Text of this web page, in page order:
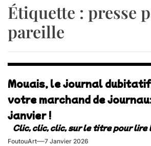
Étiquette : presse
pareille
Mouais, le journal
votre marchand de
janvier !
FoutouArt 7 Janvier 2026